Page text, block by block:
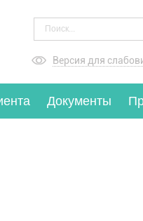
Версия для
Документы